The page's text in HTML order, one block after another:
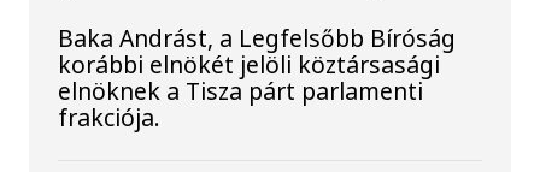
Baka Andrást, a Legfelsőbb Bíróság
korábbi elnökét jelöli köztársasági
elnöknek a Tisza párt parlamenti
frakciója.